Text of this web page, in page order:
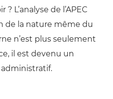
L’analyse de l’APEC
de la nature même du
n’est plus seulement
il est devenu un